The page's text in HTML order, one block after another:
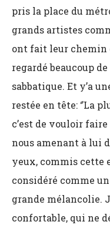
pris la place du
grands artistes
ont fait leur chemin
regardé beaucoup
sabbatique. Et y’a
restée en tête: ‘’La
c’est de vouloir faire
nous amenant à lui
yeux, commis cette
considéré comme
grande mélancolie.
confortable, qui ne